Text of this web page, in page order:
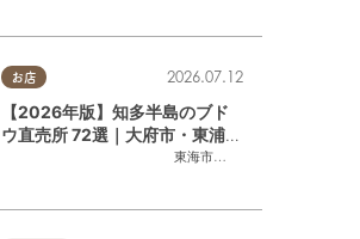
お店
東海市
,大府市
2026.07.12
【2026年版】知多半島のブド
ウ直売所 72選｜大府市・東浦町
ほかエリア別に一挙紹介